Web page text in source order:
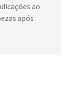
ao
após